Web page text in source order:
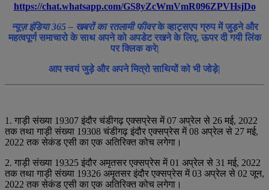
https://chat.whatsapp.com/GS8yZcWmVmR096ZPVHsjDo
न्यूज़ इंडिया 365 – खबरों का रतलामी फीवरके व्हाट्सएप ग्रुप में जुड़ने और
महत्वपूर्ण समाचारो के साथ अपने को अपडेट रखने के लिए, ऊपर दी गयी लिंक
पर क्लिक करे|
आप स्वयं जुड़े और अपने मित्रो साथियों को भी जोड़े|
1. गाड़ी संख्‍या 19307 इंदौर चंडीगढ़ एक्‍सप्रेस में 07 अप्रेल से 26 मई, 2022
तक तथा गाड़ी संख्‍या 19308 चंडीगढ़ इंदौर एक्‍सप्रेस में 08 अप्रेल से 27 मई,
2022 तक सेकंड एसी का एक अतिरिक्‍त कोच लगेगा।
2. गाड़ी संख्‍या 19325 इंदौर अमृतसर एक्‍सप्रेस में 01 अप्रेल से 31 मई, 2022
तक तथा गाड़ी संख्‍या 19326 अमृतसर इंदौर एक्‍सप्रेस में 03 अप्रेल से 02 जून,
2022 तक सेकंड एसी का एक अतिरिक्‍त कोच लगेगा।